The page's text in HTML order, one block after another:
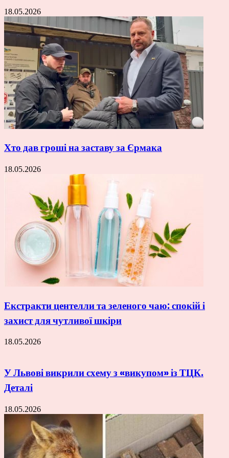
18.05.2026
Хто дав гроші на заставу за Єрмака
18.05.2026
Екстракти центелли та зеленого чаю: спокій і
захист для чутливої шкіри
18.05.2026
У Львові викрили схему з «викупом» із ТЦК.
Деталі
18.05.2026